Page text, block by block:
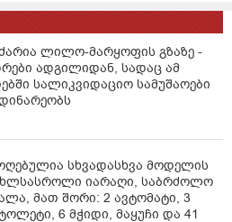
ჩვენ მხოლოდ ის
ჩრდილიდან, მოხსნას
ბრალდებები და
თავისუფლად
სინათლეში.”-
„ბათუმელებისა“ და
მზია ამაღლობელის
ლილო-მარყოფის გზაზე -
ადგილიდან, სადაც ამ
სალიკვიდაციო სამუშაოები
სხვადასხვა მოდელის
იარაღი, საბრძოლო
მათ შორი: 2 ავტომატი, 3
6 მჭიდი, მაყუჩი და 41